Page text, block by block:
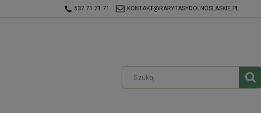
537 71 71 71 KONTAKT@RARYTASYDOLNOSLASKIE.PL